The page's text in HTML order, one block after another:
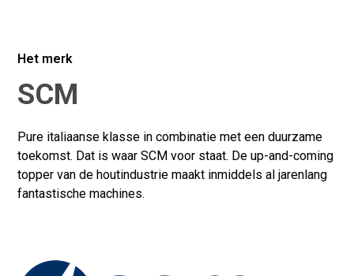
Achternaam*
Telefoonnummer*
Het merk
SCM
Pure italiaanse klasse in combinatie met een duurzame
toekomst. Dat is waar SCM voor staat. De up-and-coming
topper van de houtindustrie maakt inmiddels al jarenlang
fantastische machines.